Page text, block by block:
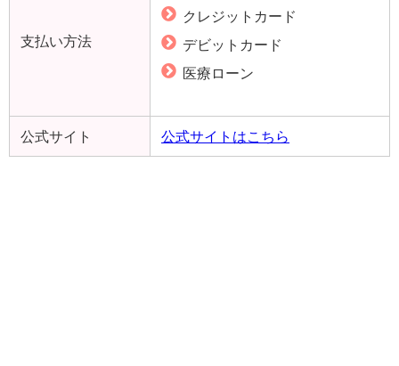
支払い方法
クレジットカード
デビットカード
医療ローン
公式サイト 公式サイトはこちら